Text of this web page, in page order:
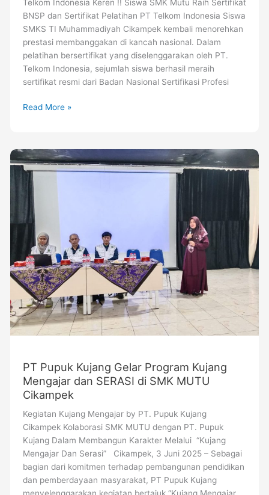
Telkom Indonesia Keren !! Siswa SMK Mutu Raih Sertifikat
BNSP dan Sertifikat Pelatihan PT Telkom Indonesia Siswa
SMKS TI Muhammadiyah Cikampek kembali menorehkan
prestasi membanggakan di kancah nasional. Dalam
pelatihan bersertifikat yang diselenggarakan oleh PT.
Telkom Indonesia, sejumlah siswa berhasil meraih
sertifikat resmi dari Badan Nasional Sertifikasi Profesi
Read More »
PT Pupuk Kujang Gelar Program Kujang
Mengajar dan SERASI di SMK MUTU
Cikampek
Kegiatan Kujang Mengajar by PT. Pupuk Kujang
Cikampek Kolaborasi SMK MUTU dengan PT. Pupuk
Kujang Dalam Membangun Karakter Melalui “Kujang
Mengajar Dan Serasi” Cikampek, 3 Juni 2025 – Sebagai
bagian dari komitmen terhadap pembangunan pendidikan
dan pemberdayaan masyarakat, PT Pupuk Kujang
PT
Pupuk
Kujang
Gelar
Program
Kujang
Mengajar
dan
SERASI
di
SMK
MUTU
Cikampek